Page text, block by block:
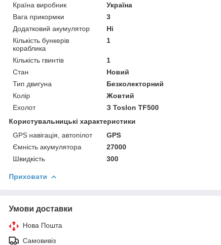
Країна виробник
Україна
Вага прикормки
3
Додатковий акумулятор
Ні
Кількість бункерів
кораблика
1
Кількість гвинтів
1
Стан
Новий
Тип двигуна
Безколекторний
Колір
Жовтий
Ехолот
З Toslon TF500
Користувальницькі характеристики
GPS навігація, автопілот
GPS
Ємність акумулятора
27000
Швидкість
300
Приховати
Умови доставки
Нова Пошта
Самовивіз